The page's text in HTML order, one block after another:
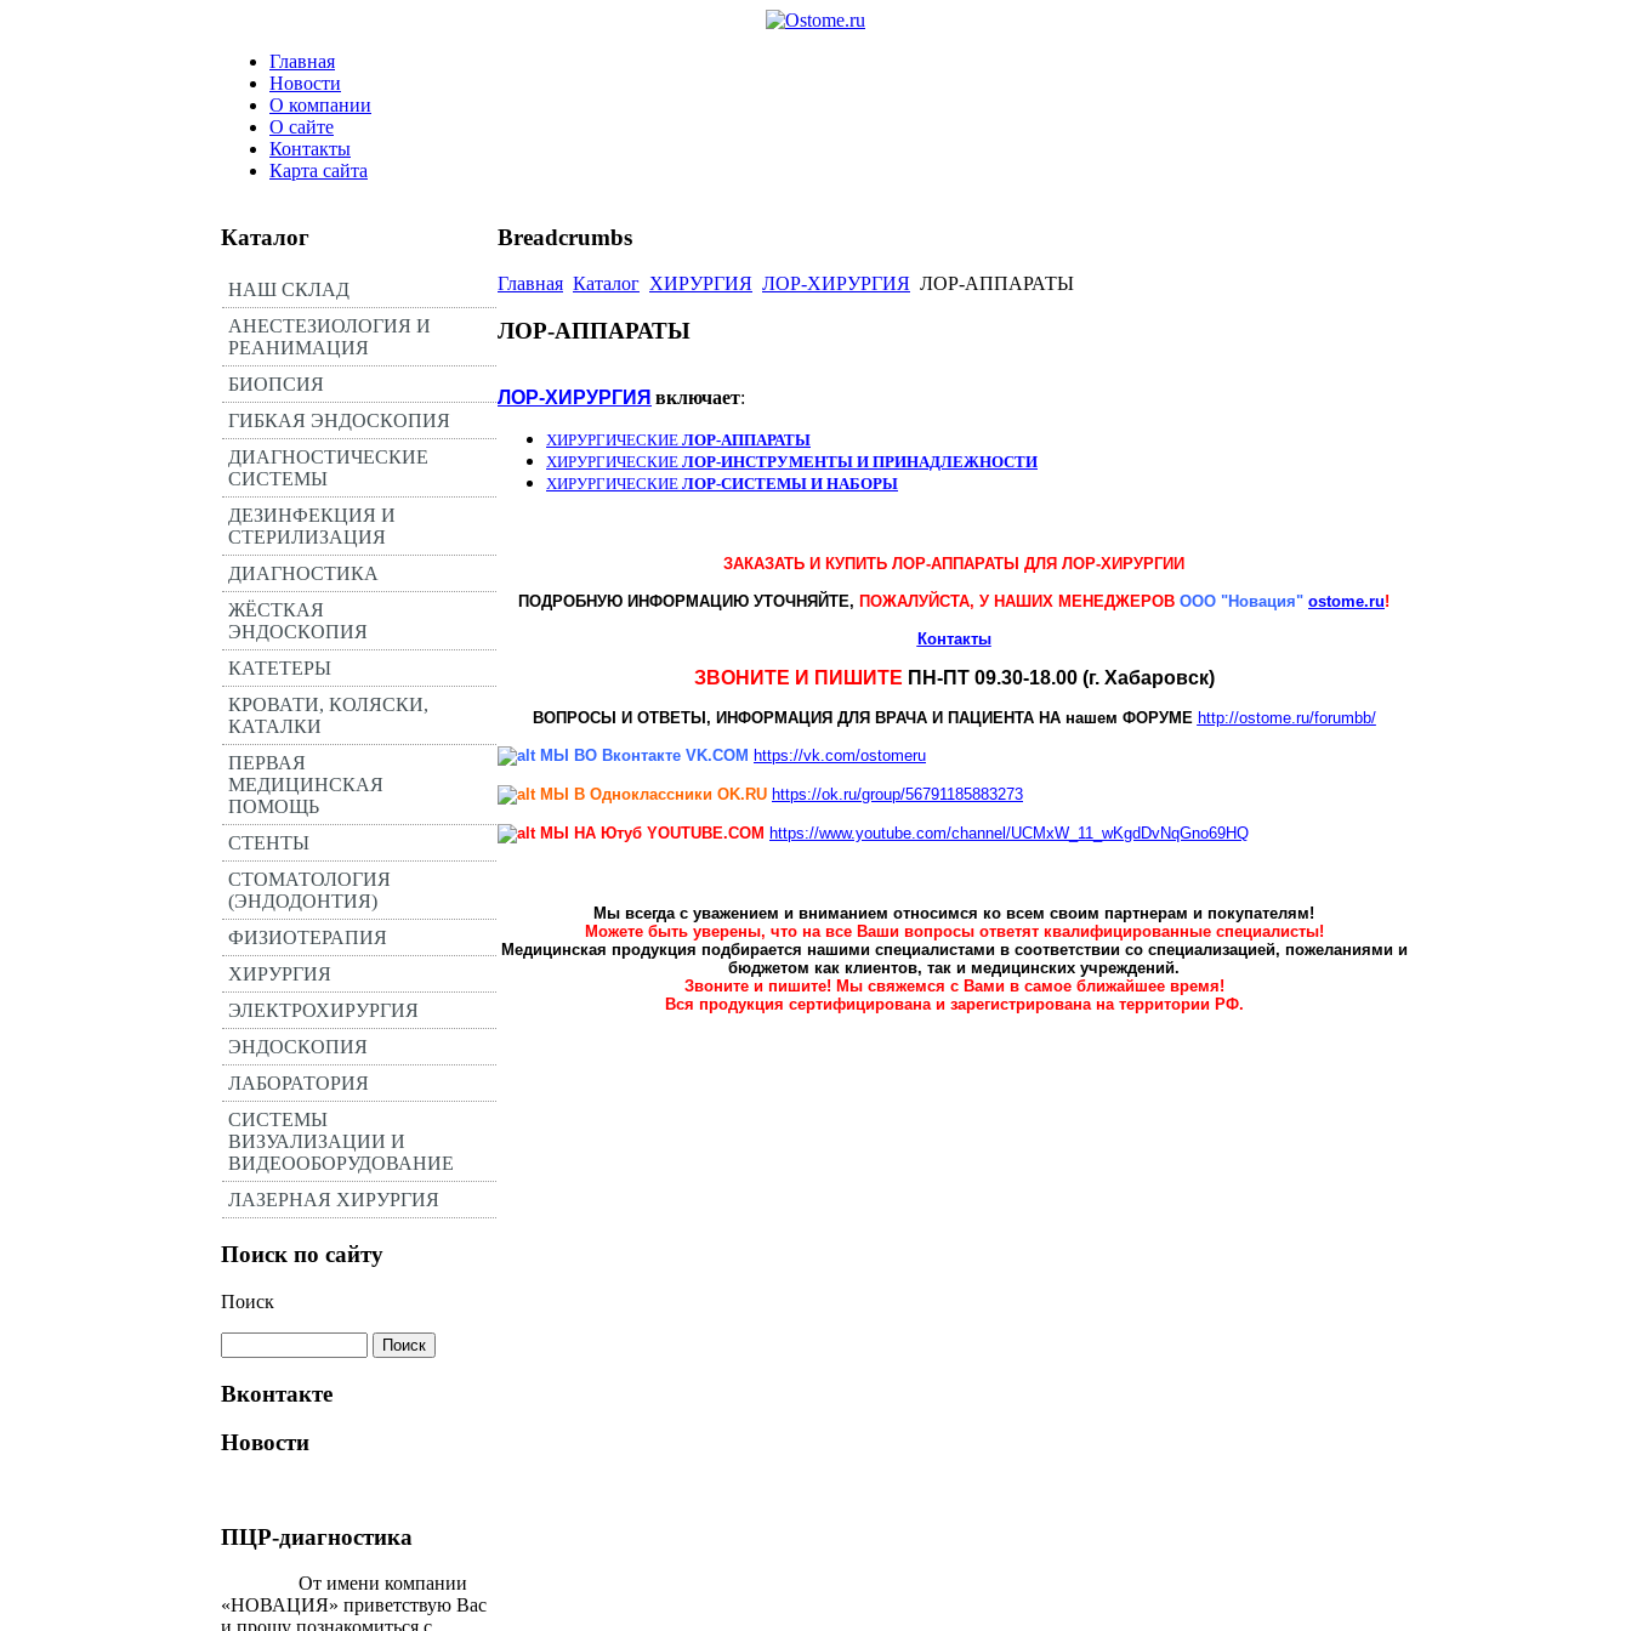
Главная
Новости
О компании
О сайте
Контакты
Карта сайта
Каталог
НАШ СКЛАД
АНЕСТЕЗИОЛОГИЯ И
РЕАНИМАЦИЯ
БИОПСИЯ
ГИБКАЯ ЭНДОСКОПИЯ
ДИАГНОСТИЧЕСКИЕ
СИСТЕМЫ
ДЕЗИНФЕКЦИЯ И
СТЕРИЛИЗАЦИЯ
ДИАГНОСТИКА
ЖЁСТКАЯ
ЭНДОСКОПИЯ
КАТЕТЕРЫ
КРОВАТИ, КОЛЯСКИ,
КАТАЛКИ
ПЕРВАЯ
МЕДИЦИНСКАЯ
ПОМОЩЬ
СТЕНТЫ
СТОМАТОЛОГИЯ
(ЭНДОДОНТИЯ)
ФИЗИОТЕРАПИЯ
ХИРУРГИЯ
ЭЛЕКТРОХИРУРГИЯ
ЭНДОСКОПИЯ
ЛАБОРАТОРИЯ
СИСТЕМЫ
ВИЗУАЛИЗАЦИИ И
ВИДЕООБОРУДОВАНИЕ
ЛАЗЕРНАЯ ХИРУРГИЯ
Поиск по сайту
Поиск
Вконтакте
Новости
ПЦР-диагностика
От имени компании
«НОВАЦИЯ» приветствую Вас
Breadcrumbs
Главная Каталог ХИРУРГИЯ ЛОР-ХИРУРГИЯ ЛОР-АППАРАТЫ
ЛОР-АППАРАТЫ
ЛОР-ХИРУРГИЯ включает:
ХИРУРГИЧЕСКИЕ ЛОР-АППАРАТЫ
ХИРУРГИЧЕСКИЕ ЛОР-ИНСТРУМЕНТЫ И ПРИНАДЛЕЖНОСТИ
ХИРУРГИЧЕСКИЕ ЛОР-СИСТЕМЫ И НАБОРЫ
ЗАКАЗАТЬ И КУПИТЬ ЛОР-АППАРАТЫ ДЛЯ ЛОР-ХИРУРГИИ
ПОДРОБНУЮ ИНФОРМАЦИЮ УТОЧНЯЙТЕ, ПОЖАЛУЙСТА, У НАШИХ МЕНЕДЖЕРОВ ООО "Новация" ostome.ru!
Контакты
ЗВОНИТЕ И ПИШИТЕ ПН-ПТ 09.30-18.00 (г. Хабаровск)
ВОПРОСЫ И ОТВЕТЫ, ИНФОРМАЦИЯ ДЛЯ ВРАЧА И ПАЦИЕНТА НА нашем ФОРУМЕ http://ostome.ru/forumbb/
МЫ ВО Вконтакте VK.COM https://vk.com/ostomeru
МЫ В Одноклассники OK.RU https://ok.ru/group/56791185883273
МЫ НА Ютуб YOUTUBE.COM https://www.youtube.com/channel/UCMxW_11_wKgdDvNqGno69HQ
Мы всегда с уважением и вниманием относимся ко всем своим партнерам и покупателям!
Можете быть уверены, что на все Ваши вопросы ответят квалифицированные специалисты!
Медицинская продукция подбирается нашими специалистами в соответствии со специализацией, пожеланиями и
бюджетом как клиентов, так и медицинских учреждений.
Звоните и пишите! Мы свяжемся с Вами в самое ближайшее время!
Вся продукция сертифицирована и зарегистрирована на территории РФ.